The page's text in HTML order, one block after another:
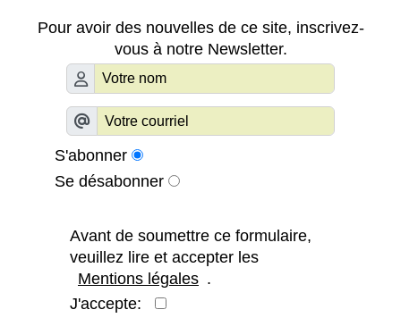
Pour avoir des nouvelles de ce site, inscrivez-
vous à notre Newsletter.
S'abonner
Se désabonner
Avant de soumettre ce formulaire,
veuillez lire et accepter les
Mentions légales .
J'accepte: